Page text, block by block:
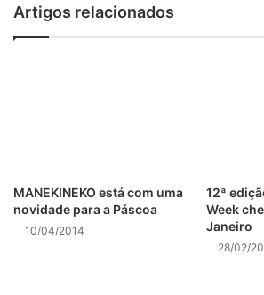
ou atividade para crianças
Wifi gratuito
Artigos relacionados
MANEKINEKO está com uma
novidade para a Páscoa
10/04/2014
12ª
Week
Janeiro
28/02/